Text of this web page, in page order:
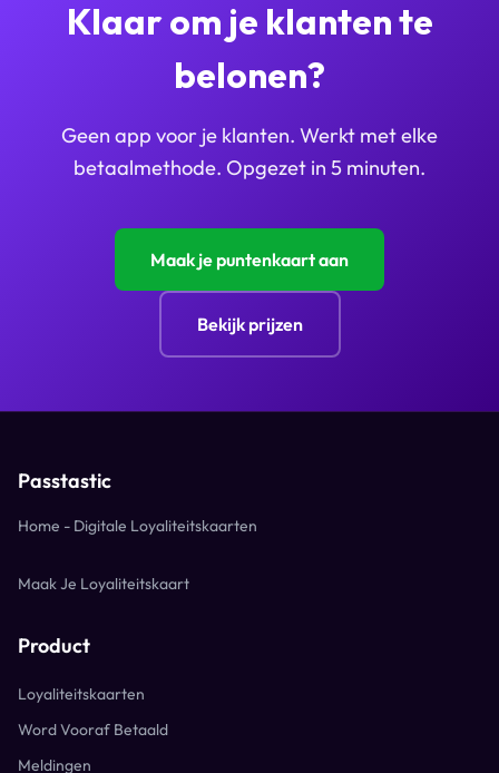
Klaar om je klanten te
belonen?
Geen app voor je klanten. Werkt met elke
betaalmethode. Opgezet in 5 minuten.
Maak je puntenkaart aan
Bekijk prijzen
Passtastic
Home - Digitale Loyaliteitskaarten
Maak Je Loyaliteitskaart
Product
Loyaliteitskaarten
Word Vooraf Betaald
Meldingen